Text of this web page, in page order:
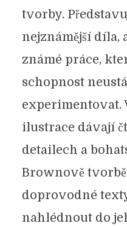
tvorby.
nejznámější díla,
známé práce,
schopnost
experimentovat.
ilustrace dávají
detailech a
Brownově
doprovodné
nahlédnout do